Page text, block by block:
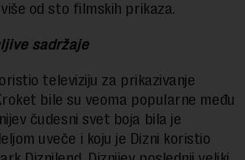
od sto filmskih prikaza.
sadržaje
televiziju za prikazivanje
bile su veoma popularne među
čudesni svet boja bila je
uveče i koju je Dizni koristio